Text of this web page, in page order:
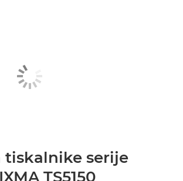
tiskalnike serije
TS5150